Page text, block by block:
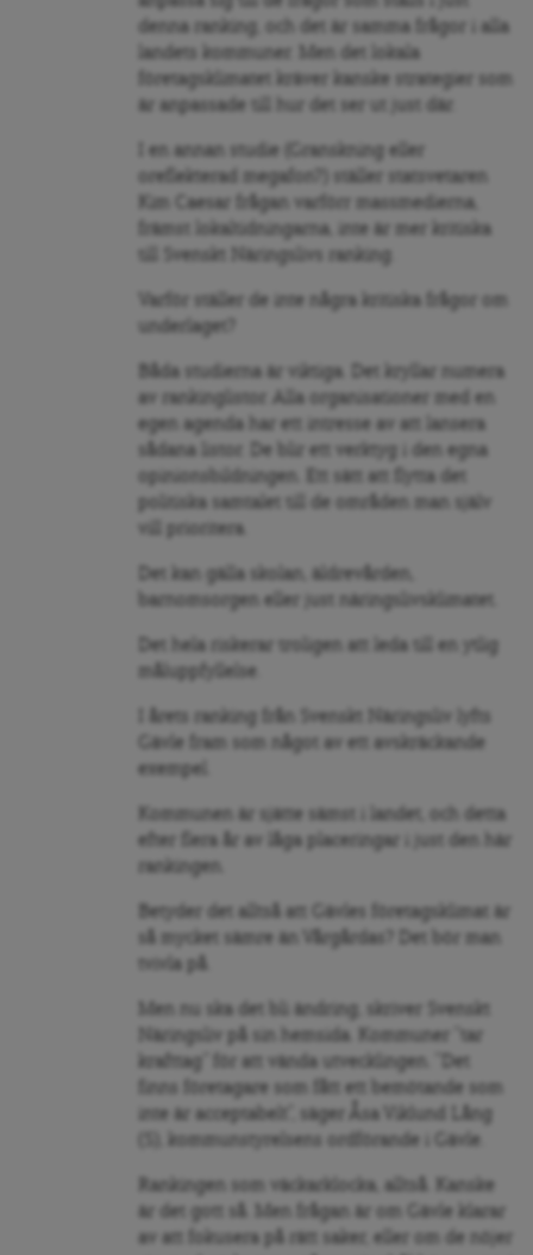
denna ranking, och det är samma frågor i alla
landets kommuner. Men det lokala
företagsklimatet kräver kanske strategier som
är anpassade till hur det ser ut just där.
I en annan studie (Granskning eller
oreflekterad megafon?) ställer statsvetaren
Kim Caesar frågan varförr massmedierna,
främst lokaltidningarna, inte är mer kritiska
till Svenskt Näringslivs ranking.
Varför ställer de inte några kritiska frågor om
underlaget?
Båda studierna är viktiga. Det kryllar numera
av rankinglistor. Alla organisationer med en
egen agenda har ett intresse av att lansera
sådana listor. De blir ett verktyg i den egna
opinionsbildningen. Ett sätt att flytta det
politiska samtalet till de områden man själv
vill prioritera.
Det kan gälla skolan, äldrevården,
barnomsorgen eller just näringslivsklimatet.
Det hela riskerar troligen att leda till en ytlig
måluppfyllelse.
I årets ranking från Svenskt Näringsliv lyfts
Gävle fram som något av ett avskräckande
exempel.
Kommunen är sjätte sämst i landet, och detta
efter flera år av låga placeringar i just den här
rankingen.
Betyder det alltså att Gävles företagsklimat är
så mycket sämre än Vårgårdas? Det bör man
tvivla på.
Men nu ska det bli ändring, skriver Svenskt
Näringsliv på sin hemsida. Kommuner ”tar
krafttag” för att vända utvecklingen. ”Det
finns företagare som fått ett bemötande som
inte är acceptabelt”, säger Åsa Viklund Lång
(S), kommunstyrelsens ordförande i Gävle.
Rankingen som väckarklocka, alltså. Kanske
är det gott så. Men frågan är om Gävle klarar
av att fokusera på rätt saker, eller om de nöjer